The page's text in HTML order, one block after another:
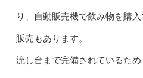
り、自動販売機で飲み物を購
販売もあります。
流し台まで完備されているた